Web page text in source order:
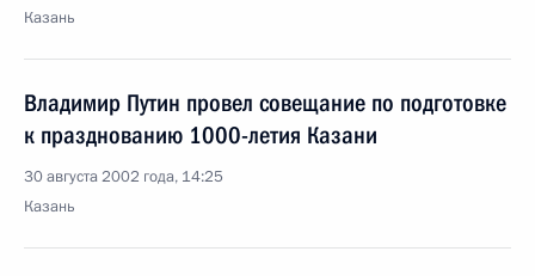
Казань
Владимир Путин провел совещание по подготовке
к празднованию 1000-летия Казани
30 августа 2002 года, 14:25
Казань